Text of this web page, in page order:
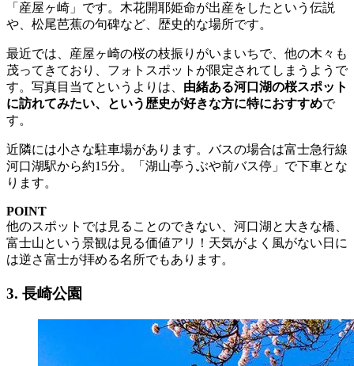
「産屋ヶ崎」です。木花開耶姫命が出産をしたという伝説
や、松尾芭蕉の句碑など、歴史的な場所です。
最近では、産屋ヶ崎の桜の枝振りがいまいちで、他の木々も
茂ってきており、フォトスポットが限定されてしまうようで
す。写真目当てというよりは、 由緒ある河口湖の桜スポット
に訪れてみたい、という歴史が好きな方に特におすすめで
す。
近隣には小さな駐車場があります。バスの場合は富士急行線
河口湖駅から約15分。「湖山亭うぶや前バス停」で下車とな
ります。
POINT
他のスポットでは見ることのできない、河口湖と大きな橋、
富士山という景観は見る価値アリ！天気がよく風がない日に
は逆さ富士が拝める名所でもあります。
3. 長崎公園